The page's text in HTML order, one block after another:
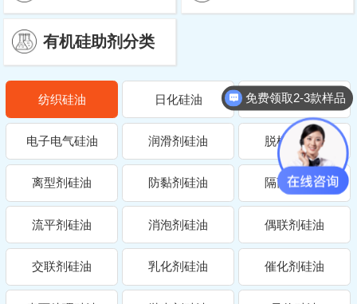
纺织硅油 日化硅油 机械硅油
电子电气硅油 润滑剂硅油 脱模剂硅油
离型剂硅油 防黏剂硅油 隔离剂硅油
流平剂硅油 消泡剂硅油 偶联剂硅油
交联剂硅油 乳化剂硅油 催化剂硅油
有机硅助剂分类
免费领取2-3款样品